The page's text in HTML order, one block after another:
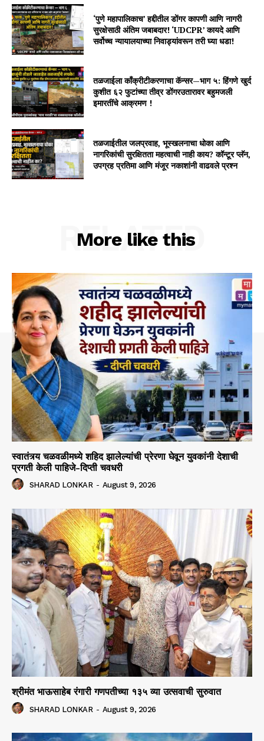
‘पुणे महापालिकाच’ हद्दीतील डोंगर कापणी आणि नागरी
सुरक्षेसाठी अंतिम जबाबदार! ‘UDCPR’ कायदे आणि
सर्वोच्च न्यायालयाच्या निवाड्यांवरून तरी घ्या धडा!
तळजाईला काँक्रीटीकरणाचा कॅन्सर—भाग ५: हिंगणे खुर्द
कुशीत ६२ फुटांच्या तीव्र डोंगरउतारावर बहुमजली
इमारतींचे आक्रमण !
तळजाईतील जलप्रवाह, भूस्खलनाचा धोका आणि
नागरिकांची सुरक्षितता महत्वाची नाही काय? कॉन्टूर प्लॅन,
उपग्रह प्रतिमा आणि मंजूर नकाशांनी वाढवले प्रश्न
More like this
RELATED
स्वातंत्र्य चळवळीमध्ये शहिद झालेल्यांची प्रेरणा घेवून युवकांनी देशाची
प्रगती केली पाहिजे-दिप्ती चवधरी
SHARAD LONKAR - August 9, 2026
श्रीमंत भाऊसाहेब रंगारी गणपतीच्या १३५ व्या उत्सवाची सुरुवात
SHARAD LONKAR - August 9, 2026